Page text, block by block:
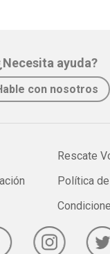
ayuda?
con nosotros
Rescate
Política